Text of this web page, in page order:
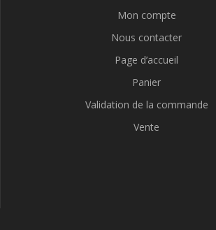
Mon compte
Nous contacter
Page d’accueil
Panier
Validation de la commande
Vente